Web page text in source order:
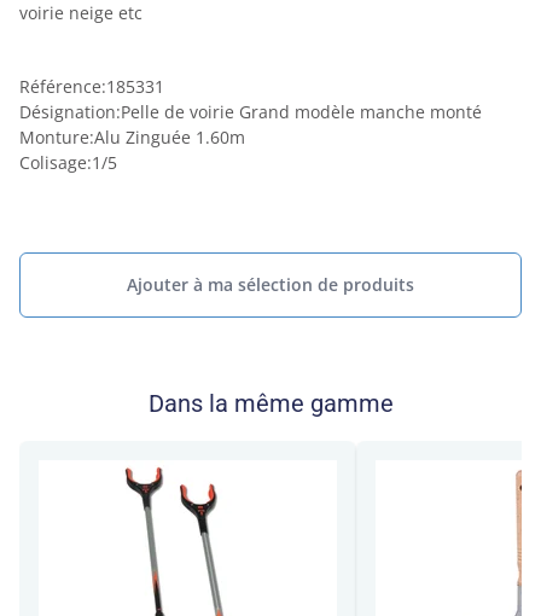
voirie neige etc
Référence:185331
Désignation:Pelle de voirie Grand modèle manche monté
Monture:Alu Zinguée 1.60m
Colisage:1/5
Ajouter à ma sélection de produits
Dans la même gamme